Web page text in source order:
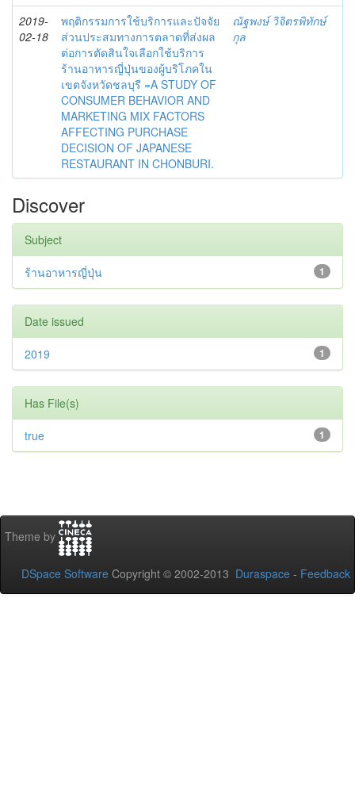
2019-
02-18
พฤติกรรมการใช้บริการและปัจจัย
ส่วนประสมทางการตลาดที่ส่งผล
ต่อการตัดสินใจเลือกใช้บริการ
ร้านอาหารญี่ปุ่นของผู้บริโภคใน
เขตจังหวัดชลบุรี =A STUDY OF
CONSUMER BEHAVIOR AND
MARKETING MIX FACTORS
AFFECTING PURCHASE
DECISION OF JAPANESE
RESTAURANT IN CHONBURI.
ณัฐพงษ์ วิจิตรพิทักษ์
กุล
Discover
Subject
1
ร้านอาหารญี่ปุ่น
Date issued
1
2019
Has File(s)
1
true
Theme by
DSpace Software Copyright © 2002-2013 Duraspace - Feedback